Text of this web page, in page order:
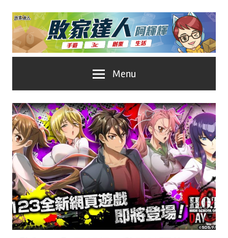
Skip
content
家
達
人
推
薦
No.1
遊
戲
科
技
自
媒
體。
Menu